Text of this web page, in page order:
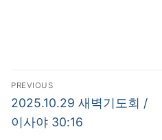
글
탐
색
PREVIOUS
Previous
post:
2025.10.29 새벽기도회 /
이사야 30:16